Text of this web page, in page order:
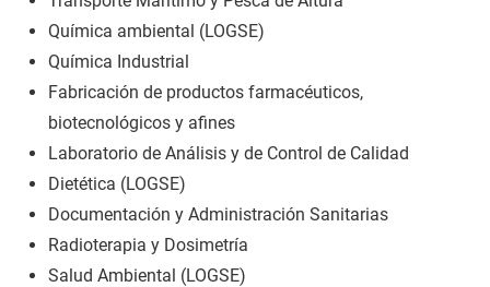
Química ambiental (LOGSE)
Química Industrial
Fabricación de productos farmacéuticos,
biotecnológicos y afines
Laboratorio de Análisis y de Control de Calidad
Dietética (LOGSE)
Documentación y Administración Sanitarias
Radioterapia y Dosimetría
Salud Ambiental (LOGSE)